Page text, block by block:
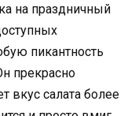
на праздничный
пикантность
прекрасно
вкус салата более